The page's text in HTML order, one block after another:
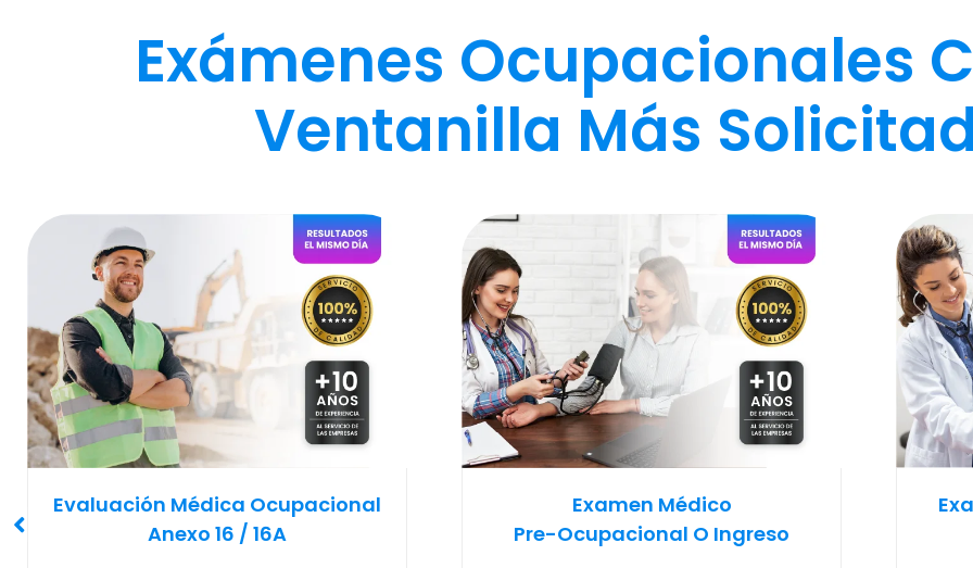
Exámenes Ocupacionales
Ventanilla Más
Examen Médico
Pre-Ocupacional O Ingreso
Examen Médico Ocupacional
Periódicos O Anuales